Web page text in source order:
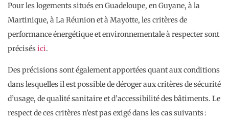
Pour les logements situés en Guadeloupe, en Guyane, à la
Martinique, à La Réunion et à Mayotte, les critères de
performance énergétique et environnementale à respecter sont
précisésici.
Des précisions sont également apportées quant aux conditions
dans lesquelles il est possible de déroger aux critères de sécurité
d’usage, de qualité sanitaire et d’accessibilité des bâtiments. Le
respect de ces critères n’est pas exigé dans les cas suivants :